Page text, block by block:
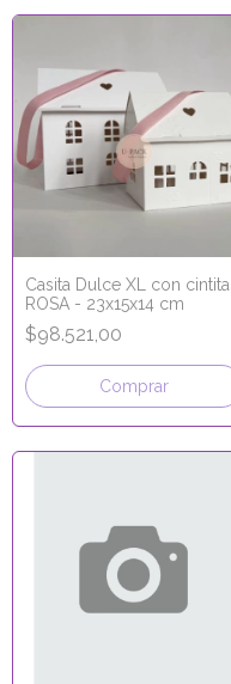
Casita Dulce XL con cintita
ROSA - 23x15x14 cm
$98.521,00
Comprar